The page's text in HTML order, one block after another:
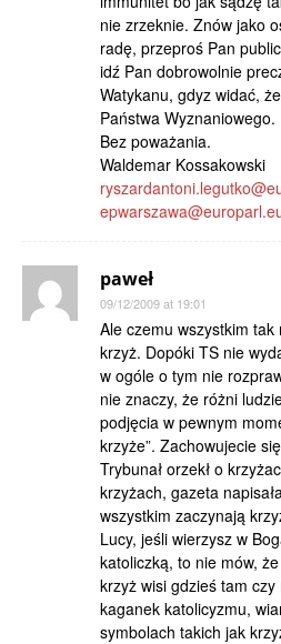
nie zrzeknie. Znów jako
radę, przeproś Pan
idź Pan dobrowolnie
Watykanu, gdyz widać,
Państwa Wyznaniowego.
Bez poważania.
Waldemar Kossakowski
paweł
09/12/2009 at 19:01
Ale czemu wszystkim tak
krzyż. Dopóki TS nie
w ogóle o tym nie
nie znaczy, że różni
podjęcia w pewnym
krzyże”. Zachowujecie
Trybunał orzekł o
krzyżach, gazeta
wszystkim zaczynają
Lucy, jeśli wierzysz w
katoliczką, to nie mów,
krzyż wisi gdzieś tam
kaganek katolicyzmu,
symbolach takich jak